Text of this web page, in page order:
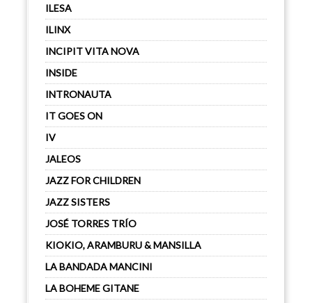
ILESA
ILINX
INCIPIT VITA NOVA
INSIDE
INTRONAUTA
IT GOES ON
IV
JALEOS
JAZZ FOR CHILDREN
JAZZ SISTERS
JOSÉ TORRES TRÍO
KIOKIO, ARAMBURU & MANSILLA
LA BANDADA MANCINI
LA BOHEME GITANE